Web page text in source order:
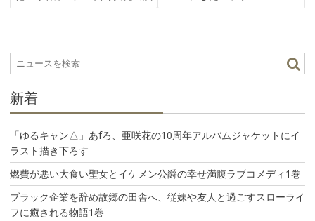
ビ
シ
ョ
新着
「ゆるキャン△」あfろ、亜咲花の10周年アルバムジャケットにイ
ラスト描き下ろす
燃費が悪い大食い聖女とイケメン公爵の幸せ満腹ラブコメディ1巻
ブラック企業を辞め故郷の田舎へ、従妹や友人と過ごすスローライ
フに癒される物語1巻